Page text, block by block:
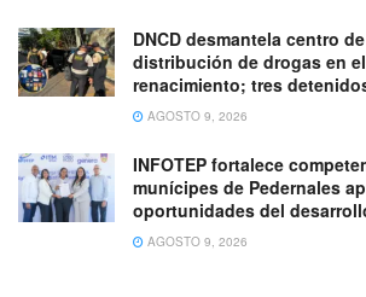
DNCD desmantela centro
distribución de drogas en
renacimiento; tres
AGOSTO 9, 2026
INFOTEP fortalece
munícipes de Pedernales
oportunidades del
AGOSTO 9, 2026